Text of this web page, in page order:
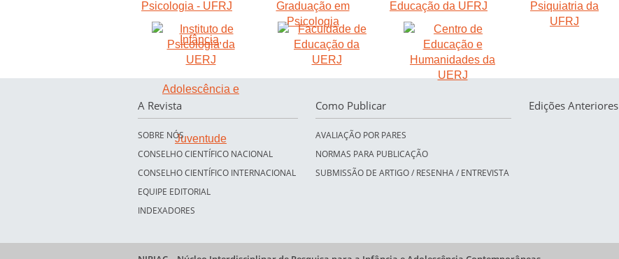
A Revista
SOBRE NÓS
CONSELHO CIENTÍFICO NACIONAL
CONSELHO CIENTÍFICO INTERNACIONAL
EQUIPE EDITORIAL
INDEXADORES
Como Publicar
AVALIAÇÃO POR PARES
NORMAS PARA PUBLICAÇÃO
SUBMISSÃO DE ARTIGO / RESENHA / ENTREVISTA
Edições Anteriores